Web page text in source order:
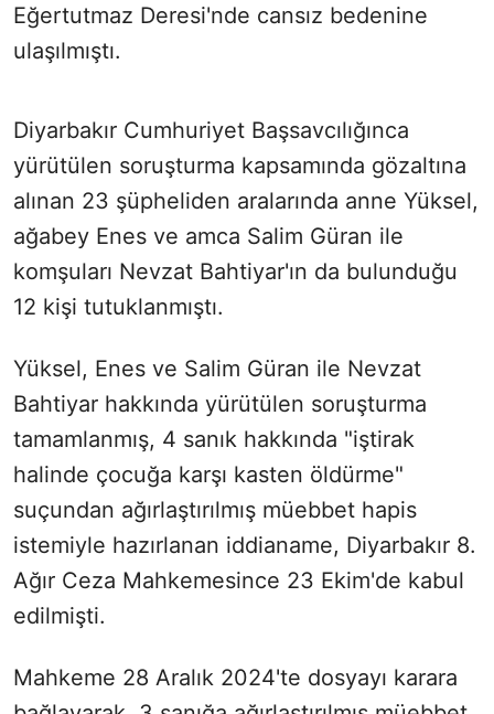
Eğertutmaz Deresi'nde cansız bedenine
ulaşılmıştı.
Diyarbakır Cumhuriyet Başsavcılığınca
yürütülen soruşturma kapsamında gözaltına
alınan 23 şüpheliden aralarında anne Yüksel,
ağabey Enes ve amca Salim Güran ile
komşuları Nevzat Bahtiyar'ın da bulunduğu
12 kişi tutuklanmıştı.
Yüksel, Enes ve Salim Güran ile Nevzat
Bahtiyar hakkında yürütülen soruşturma
tamamlanmış, 4 sanık hakkında "iştirak
halinde çocuğa karşı kasten öldürme"
suçundan ağırlaştırılmış müebbet hapis
istemiyle hazırlanan iddianame, Diyarbakır 8.
Ağır Ceza Mahkemesince 23 Ekim'de kabul
edilmişti.
Mahkeme 28 Aralık 2024'te dosyayı karara